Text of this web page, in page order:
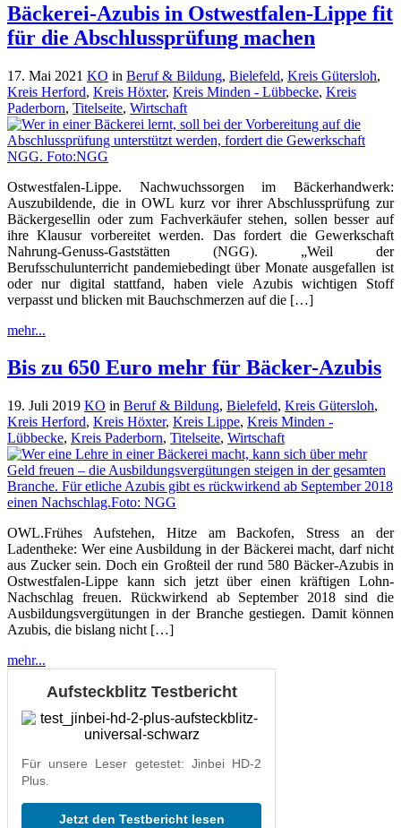
Bäckerei-Azubis in Ostwestfalen-Lippe fit
für die Abschlussprüfung machen
17. Mai 2021 KO in Beruf & Bildung, Bielefeld, Kreis Gütersloh,
Kreis Herford, Kreis Höxter, Kreis Minden - Lübbecke, Kreis
Paderborn, Titelseite, Wirtschaft
Ostwestfalen-Lippe. Nachwuchssorgen im Bäckerhandwerk:
Auszubildende, die in OWL kurz vor ihrer Abschlussprüfung zur
Bäckergesellin oder zum Fachverkäufer stehen, sollen besser auf
ihre Klausur vorbereitet werden. Das fordert die Gewerkschaft
Nahrung-Genuss-Gaststätten (NGG). „Weil der
Berufsschulunterricht pandemiebedingt über Monate ausgefallen ist
oder nur digital stattfand, haben viele Azubis wichtigen Stoff
verpasst und blicken mit Bauchschmerzen auf die […]
mehr...
Bis zu 650 Euro mehr für Bäcker-Azubis
19. Juli 2019 KO in Beruf & Bildung, Bielefeld, Kreis Gütersloh,
Kreis Herford, Kreis Höxter, Kreis Lippe, Kreis Minden -
Lübbecke, Kreis Paderborn, Titelseite, Wirtschaft
OWL.Frühes Aufstehen, Hitze am Backofen, Stress an der
Ladentheke: Wer eine Ausbildung in der Bäckerei macht, darf nicht
aus Zucker sein. Doch ein Großteil der rund 580 Bäcker-Azubis in
Ostwestfalen-Lippe kann sich jetzt über einen kräftigen Lohn-
Nachschlag freuen. Rückwirkend ab September 2018 sind die
Ausbildungsvergütungen in der Branche gestiegen. Damit können
Azubis, die bislang nicht […]
mehr...
Aufsteckblitz Testbericht
Für unsere Leser getestet: Jinbei HD-2
Plus.
Jetzt den Testbericht lesen